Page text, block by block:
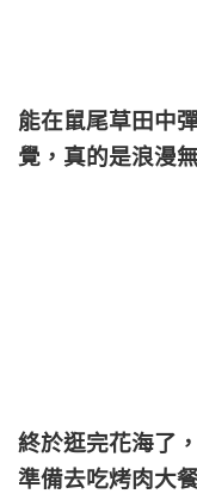
能在鼠尾草田中
覺，真的是浪漫
終於逛完花海了
準備去吃烤肉大